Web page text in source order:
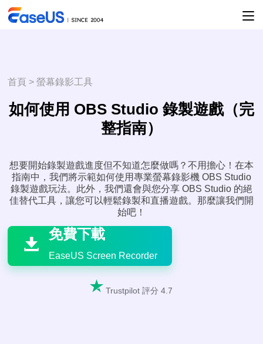
首頁 >螢幕錄影工具
如何使用 OBS Studio 錄製遊戲（完
整指南）
想要開始錄製遊戲進度但不知道怎麼做嗎？不用擔心！在本
指南中，我們將示範如何使用專業螢幕錄影機 OBS Studio
錄製遊戲玩法。此外，我們還會與您分享 OBS Studio 的絕
佳替代工具，讓您可以輕鬆錄製和直播遊戲。那麼讓我們開
始吧！


免費下載
EaseUS Screen Recorder
 Trustpilot 評分 4.7